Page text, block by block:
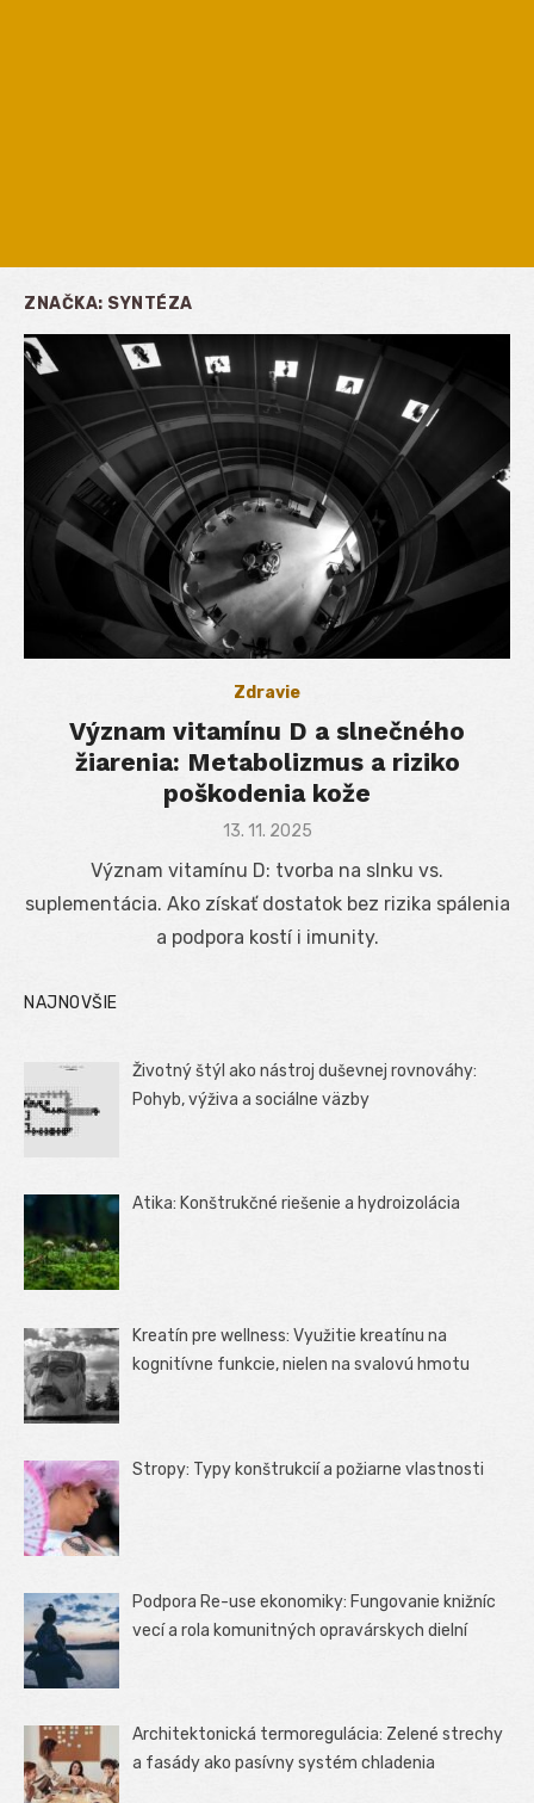
ZNAČKA: SYNTÉZA
Zdravie
Význam vitamínu D a slnečného
žiarenia: Metabolizmus a riziko
poškodenia kože
Posted
13. 11. 2025
Význam vitamínu D: tvorba na slnku vs.
suplementácia. Ako získať dostatok bez rizika spálenia
a podpora kostí i imunity.
NAJNOVŠIE
Životný štýl ako nástroj duševnej rovnováhy:
Pohyb, výživa a sociálne väzby
Atika: Konštrukčné riešenie a hydroizolácia
Kreatín pre wellness: Využitie kreatínu na
kognitívne funkcie, nielen na svalovú hmotu
Stropy: Typy konštrukcií a požiarne vlastnosti
Podpora Re-use ekonomiky: Fungovanie knižníc
vecí a rola komunitných opravárskych dielní
Architektonická termoregulácia: Zelené strechy
a fasády ako pasívny systém chladenia